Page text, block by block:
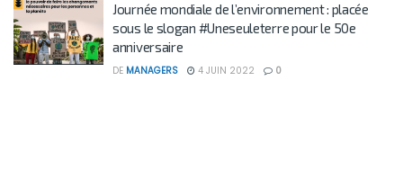
Journée mondiale de l’environnement : placée
sous le slogan #Uneseuleterre pour le 50e
anniversaire
DE MANAGERS 4 JUIN 2022 0